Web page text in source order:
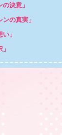
決意」
の真実」
」